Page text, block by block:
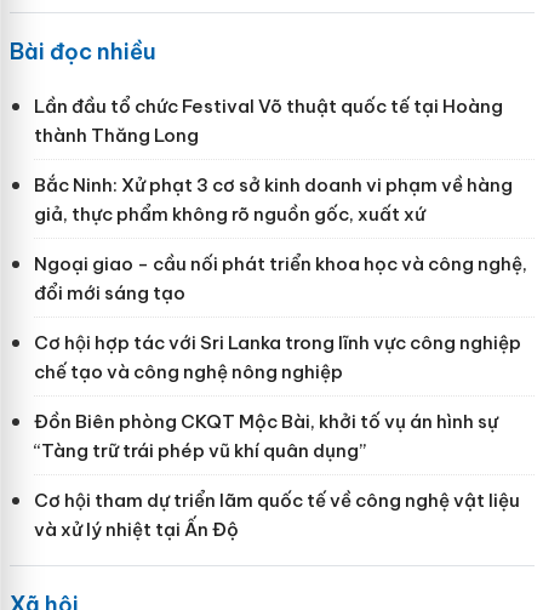
Bài đọc nhiều
Lần đầu tổ chức Festival Võ thuật quốc tế tại Hoàng
thành Thăng Long
Bắc Ninh: Xử phạt 3 cơ sở kinh doanh vi phạm về hàng
giả, thực phẩm không rõ nguồn gốc, xuất xứ
Ngoại giao - cầu nối phát triển khoa học và công nghệ,
đổi mới sáng tạo
Cơ hội hợp tác với Sri Lanka trong lĩnh vực công nghiệp
chế tạo và công nghệ nông nghiệp
Đồn Biên phòng CKQT Mộc Bài, khởi tố vụ án hình sự
“Tàng trữ trái phép vũ khí quân dụng”
Cơ hội tham dự triển lãm quốc tế về công nghệ vật liệu
và xử lý nhiệt tại Ấn Độ
Xã hội